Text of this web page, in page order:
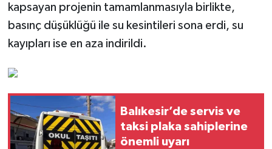
kapsayan projenin tamamlanmasıyla birlikte,
basınç düşüklüğü ile su kesintileri sona erdi, su
kayıpları ise en aza indirildi.
Balıkesir’de servis ve
taksi plaka sahiplerine
önemli uyarı